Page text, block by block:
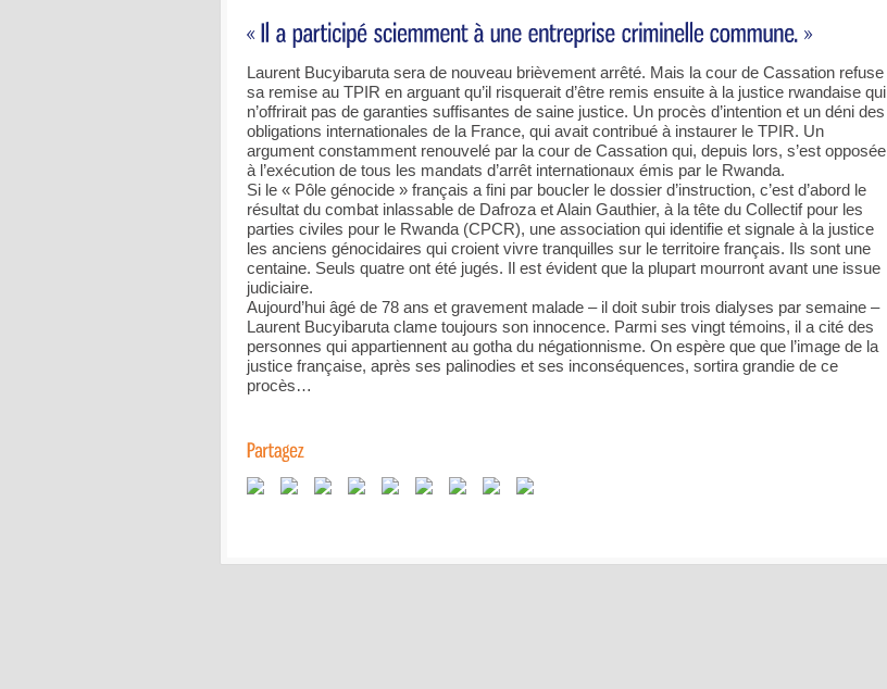
Laurent Bucyibaruta sera de nouveau brièvement arrêté. Mais la cour de Cassation refuse
sa remise au TPIR en arguant qu’il risquerait d’être remis ensuite à la justice rwandaise qui
n’offrirait pas de garanties suffisantes de saine justice. Un procès d’intention et un déni des
obligations internationales de la France, qui avait contribué à instaurer le TPIR. Un
argument constamment renouvelé par la cour de Cassation qui, depuis lors, s’est opposée
à l’exécution de tous les mandats d’arrêt internationaux émis par le Rwanda.
Si le « Pôle génocide » français a fini par boucler le dossier d’instruction, c’est d’abord le
résultat du combat inlassable de Dafroza et Alain Gauthier, à la tête du Collectif pour les
parties civiles pour le Rwanda (CPCR), une association qui identifie et signale à la justice
les anciens génocidaires qui croient vivre tranquilles sur le territoire français. Ils sont une
centaine. Seuls quatre ont été jugés. Il est évident que la plupart mourront avant une issue
judiciaire.
Aujourd’hui âgé de 78 ans et gravement malade – il doit subir trois dialyses par semaine –
Laurent Bucyibaruta clame toujours son innocence. Parmi ses vingt témoins, il a cité des
personnes qui appartiennent au gotha du négationnisme. On espère que que l’image de la
justice française, après ses palinodies et ses inconséquences, sortira grandie de ce
procès…